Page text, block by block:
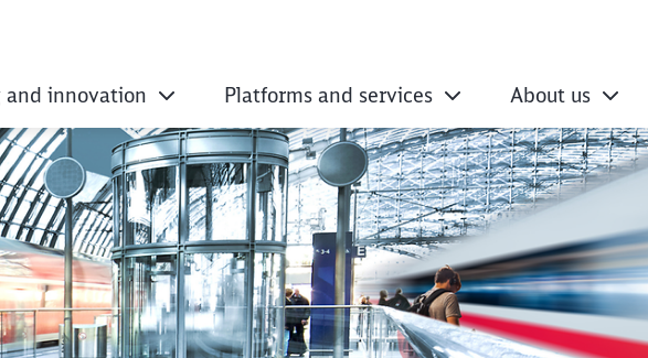
and innovation Platforms and services About us